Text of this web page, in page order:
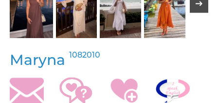
Maryna 1082010